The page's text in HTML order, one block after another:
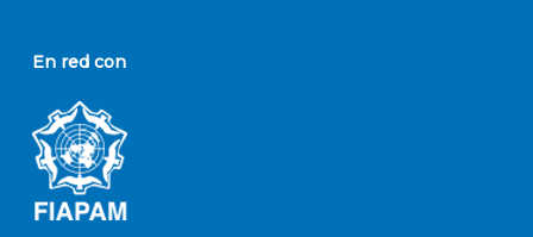
En red con